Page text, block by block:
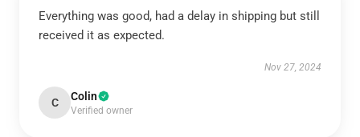
Everything was good, had a delay in shipping but still
received it as expected.
Nov 27, 2024
C Colin
Verified owner